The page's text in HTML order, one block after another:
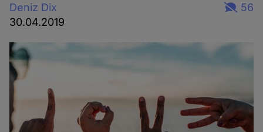
Deniz Dix
30.04.2019
56